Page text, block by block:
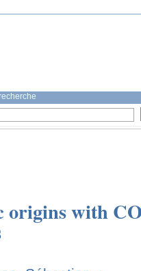
origins with